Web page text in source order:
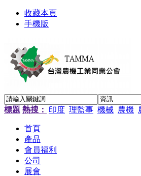
收藏本頁
手機版
標題 熱搜： 印度 理監事 機械 農機
首頁
產品
會員福利
公司
展會